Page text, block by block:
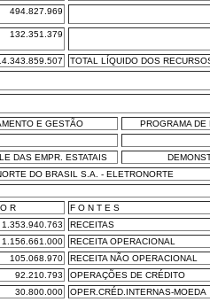
494.827.969
132.351.379
TOTAL LÍQUIDO DOS
E GESTÃO
PROGRAMA
DAS EMPR. ESTATAIS
DO BRASIL S.A. - ELETRONORTE
R
F O N T E S
1.353.940.763
RECEITAS
1.156.661.000
RECEITA OPERACIONAL
105.068.970
RECEITA NÃO OPERACIONAL
92.210.793
OPERAÇÕES DE CRÉDITO
30.800.000
OPER.CRÉD.INTERNAS-MOEDA